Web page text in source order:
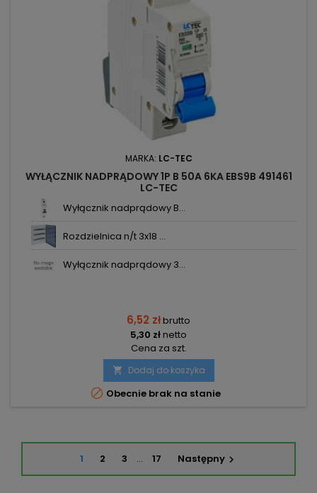
MARKA: LC-TEC
WYŁĄCZNIK NADPRĄDOWY 1P B 50A 6KA EBS9B 491461
LC-TEC
Wyłącznik nadprądowy B...
Rozdzielnica n/t 3x18 ...
Wyłącznik nadprądowy 3...
6,52 złbrutto
5,30 złnetto
Cena za szt.
 Dodaj do koszyka
 Obecnie brak na stanie
1 2 3 … 17 Następny